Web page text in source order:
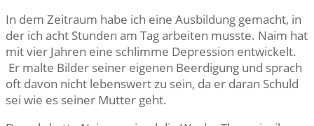
In dem Zeitraum habe ich eine Ausbildung gemacht, in
der ich acht Stunden am Tag arbeiten musste. Naim hat
mit vier Jahren eine schlimme Depression entwickelt.
Er malte Bilder seiner eigenen Beerdigung und sprach
oft davon nicht lebenswert zu sein, da er daran Schuld
sei wie es seiner Mutter geht.